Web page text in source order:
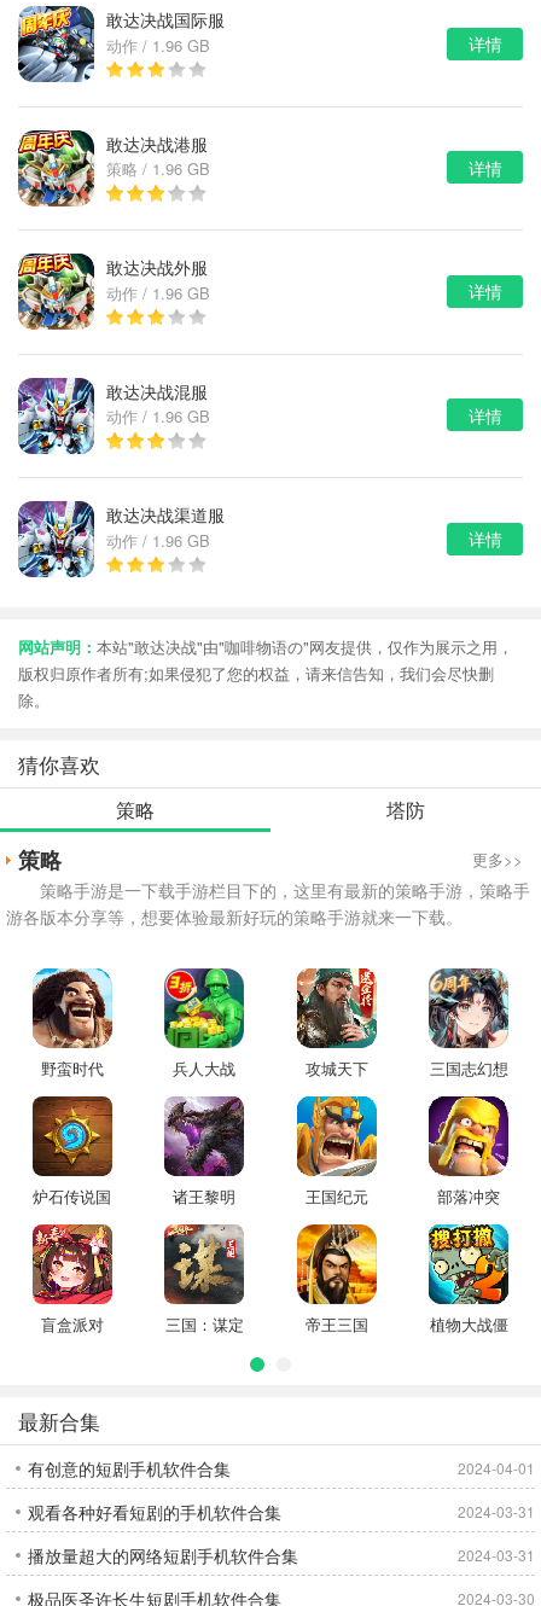
敢达决战国际服
动作 / 1.96 GB 详情
敢达决战港服
策略 / 1.96 GB 详情
敢达决战外服
动作 / 1.96 GB 详情
敢达决战混服
动作 / 1.96 GB 详情
敢达决战渠道服
动作 / 1.96 GB 详情
网站声明： 本站"敢达决战"由"咖啡物语の"网友提供，仅作为展示之用，
版权归原作者所有;如果侵犯了您的权益，请来信告知，我们会尽快删
除。
猜你喜欢
策略 塔防
策略 更多>>
策略手游是一下载手游栏目下的，这里有最新的策略手游，策略手
游各版本分享等，想要体验最新好玩的策略手游就来一下载。
野蛮时代 兵人大战 攻城天下
三国志幻想
大陆
炉石传说国
际服
诸王黎明 王国纪元 部落冲突
盲盒派对
三国：谋定
帝王三国
植物大战僵
最新合集
有创意的短剧手机软件合集 2024-04-01
观看各种好看短剧的手机软件合集 2024-03-31
播放量超大的网络短剧手机软件合集 2024-03-31
极品医圣许长生短剧手机软件合集 2024-03-30